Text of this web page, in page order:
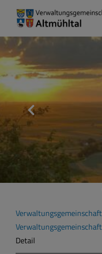
Verwaltungsgemeinschaft
Verwaltungsgemeinschaft
Detail